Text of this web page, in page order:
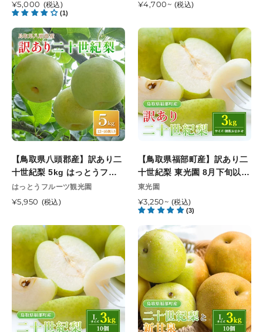
送
品
(3kg/3L
サ
イ
ズ/7〜
8
個)
倉
吉
観
光
園
9
月
中
以
降
発
送
始
予
元
通
常
価
格
¥5,000 (税込)
(1)
品
っ
と
フ
ル
ー
ツ
観
光
月
中
旬
頃
次
発
開
始
予
定
通
価
格
¥4,700~ (税込)
【鳥
取
県
八
頭
郡
産】
訳
あ
二
十
世
紀
5kg
は
と
う
フ
ー
【鳥取県八頭郡産】訳あり二
十世紀梨 5kg はっとうフル
ーツ観光園 9月中旬頃順次発
送開始予定
販
売
はっとうフルーツ観光園
通
価
格
¥5,950 (税込)
【鳥
取
福
部
町
産】
訳
あ
二
十
世
紀
梨
光
園
月
下
旬
以
【鳥取県福部町産】訳あり二
十世紀梨 東光園 8月下旬以降
順次発送開始予定
販
売
元
東光園
通
常
格
¥3,250~ (税込)
(3)
【鳥
取
福
部
産】
二
【鳥
取
県
部
町
産】
二